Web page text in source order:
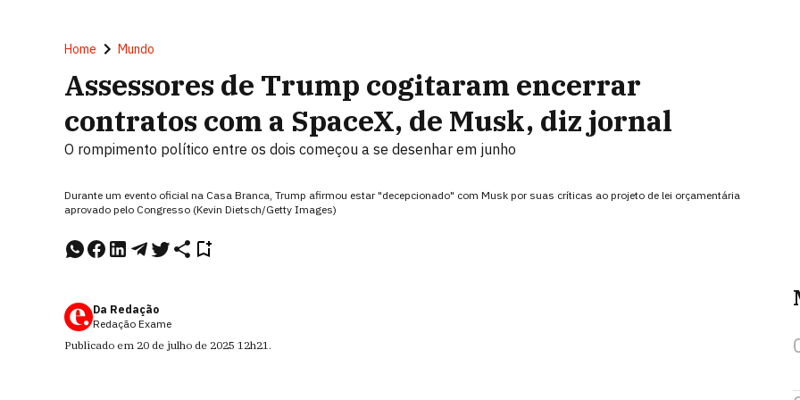
Home Mundo
Assessores de Trump cogitaram encerrar
contratos com a SpaceX, de Musk, diz jornal
O rompimento político entre os dois começou a se desenhar em junho
Durante um evento oficial na Casa Branca, Trump afirmou estar "decepcionado" com Musk por suas críticas ao projeto de lei orçamentária
aprovado pelo Congresso (Kevin Dietsch/Getty Images)
Da Redação
Redação Exame
Publicado em 20 de julho de 2025 12h21.